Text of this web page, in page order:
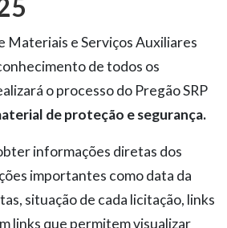
Materiais e Serviços Auxiliares
de todos os
o processo do Pregão SRP
de proteção e segurança.
informações diretas dos
importantes como data da
situação de cada licitação, links
links que permitem visualizar